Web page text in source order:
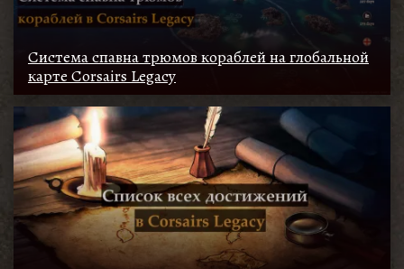
Система спавна трюмов кораблей на глобальной
карте Corsairs Legacy